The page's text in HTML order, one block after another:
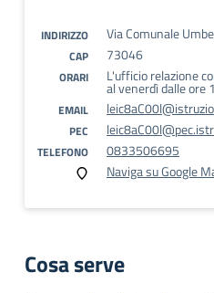
INDIRIZZO Via Comunale
CAP 73046
ORARI L'ufficio relazione
al venerdì dalle ore
EMAIL
PEC
TELEFONO
0833506695
Naviga su Google
Cosa serve